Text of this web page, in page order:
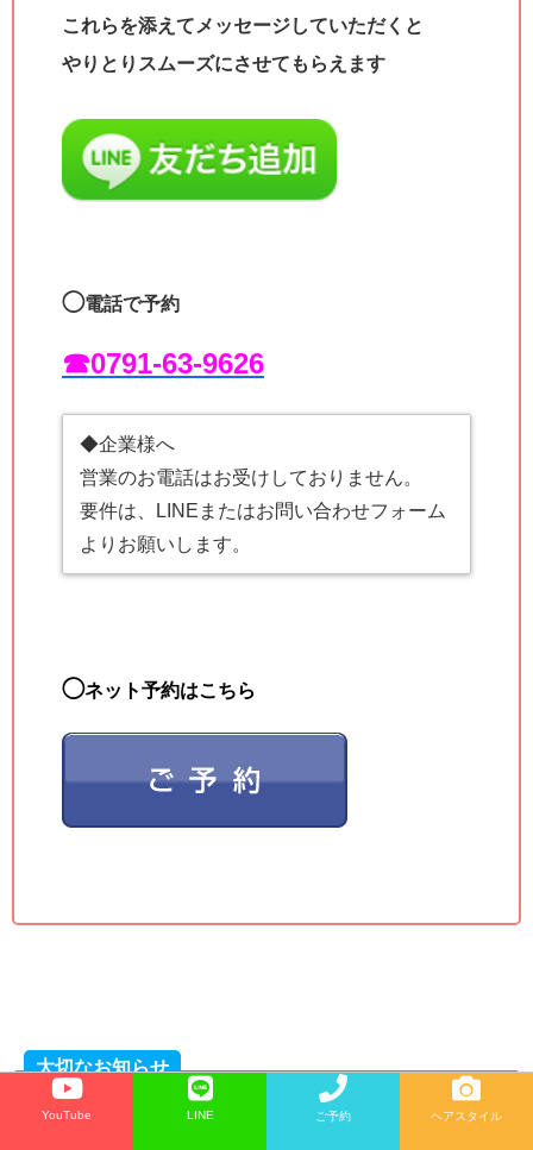
これらを添えてメッセージしていただくと
やりとりスムーズにさせてもらえます
◯電話で予約
☎︎0791-63-9626
◆企業様へ
営業のお電話はお受けしておりません。
要件は、LINEまたはお問い合わせフォーム
よりお願いします。
◯ネット予約はこちら
大切なお知らせ
ヘアドネーションされる方へ大切なお知ら
YouTube LINE ご予約 ヘアスタイル